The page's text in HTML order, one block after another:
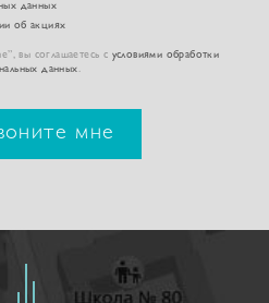
данных
об акциях
вы соглашаетесь с условиями обработки
данных.
мне